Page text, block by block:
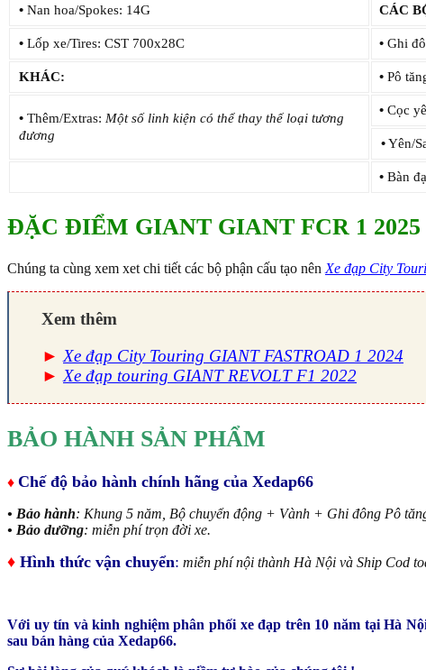
• Nan hoa/Spokes: 14G CÁC
• Lốp xe/Tires: CST 700x28C •Ghi
KHÁC: •Pô
• Thêm/Extras: Một số linh kiện có thể thay thế loại tương
đương
•Cọc
•Yên/
•Bàn
ĐẶC ĐIỂM GIANT GIANT FCR 1 2025
Chúng ta cùng xem xet chi tiết các bộ phận cấu tạo nên Xe đạp City
Xem thêm
► Xe đạp City Touring GIANT FASTROAD 1 2024
► Xe đạp touring GIANT REVOLT F1 2022
BẢO HÀNH SẢN PHẨM
♦ Chế độ bảo hành chính hãng của Xedap66
• Bảo hành: Khung 5 năm, Bộ chuyển động + Vành + Ghi đông Pô
• Bảo dưỡng: miễn phí trọn đời xe.
♦ Hình thức vận chuyển: miễn phí nội thành Hà Nội và Ship Cod
Với uy tín và kinh nghiệm phân phối xe đạp trên 10 năm tại Hà
sau bán hàng của Xedap66.